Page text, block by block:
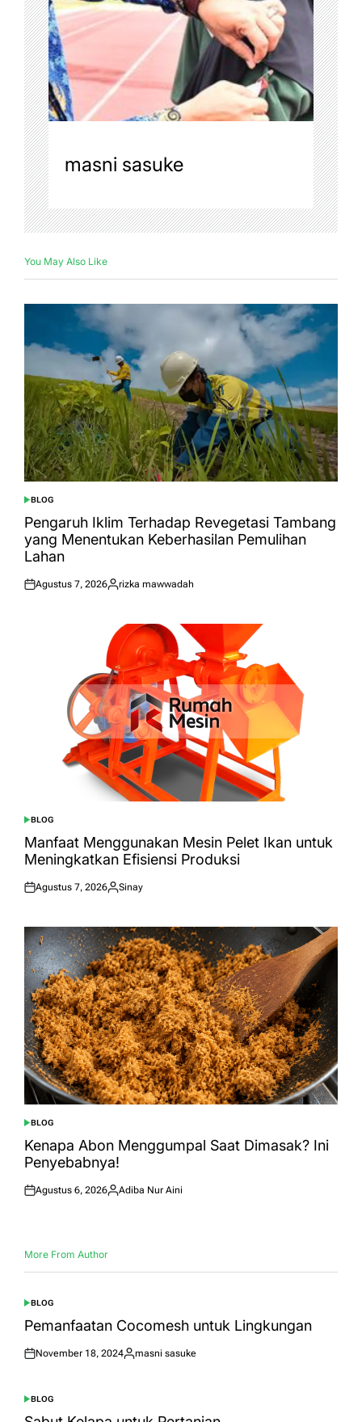
masni sasuke
You May Also Like
POSTED
IN
BLOG
Pengaruh Iklim Terhadap Revegetasi Tambang
yang Menentukan Keberhasilan Pemulihan
Lahan
Posted
Agustus 7, 2026
Posted
rizka mawwadah
POSTED
IN
BLOG
Manfaat Menggunakan Mesin Pelet Ikan untuk
Meningkatkan Efisiensi Produksi
Posted
Agustus 7, 2026
Posted
Sinay
POSTED
IN
BLOG
Kenapa Abon Menggumpal Saat Dimasak? Ini
Penyebabnya!
Posted
Agustus 6, 2026
Posted
Adiba Nur Aini
More From Author
POSTED
IN
BLOG
Pemanfaatan Cocomesh untuk Lingkungan
Posted
November 18, 2024
Posted
masni sasuke
POSTED
IN
BLOG